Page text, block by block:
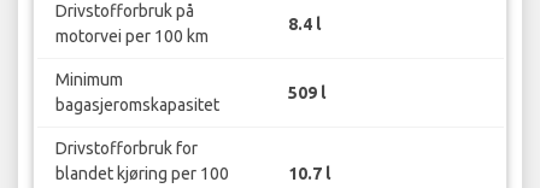
Drivstofforbruk på
motorvei per 100 km
8.4 l
Minimum
bagasjeromskapasitet
509 l
Drivstofforbruk for
blandet kjøring per 100
10.7 l